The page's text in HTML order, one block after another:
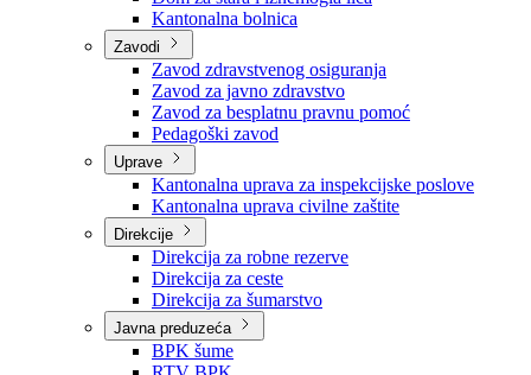
Ustanove
Centar za socijalni rad
Dom za stara i iznemogla lica
Kantonalna bolnica
Zavodi
Zavod zdravstvenog osiguranja
Zavod za javno zdravstvo
Zavod za besplatnu pravnu pomoć
Pedagoški zavod
Uprave
Kantonalna uprava za inspekcijske poslove
Kantonalna uprava civilne zaštite
Direkcije
Direkcija za robne rezerve
Direkcija za ceste
Direkcija za šumarstvo